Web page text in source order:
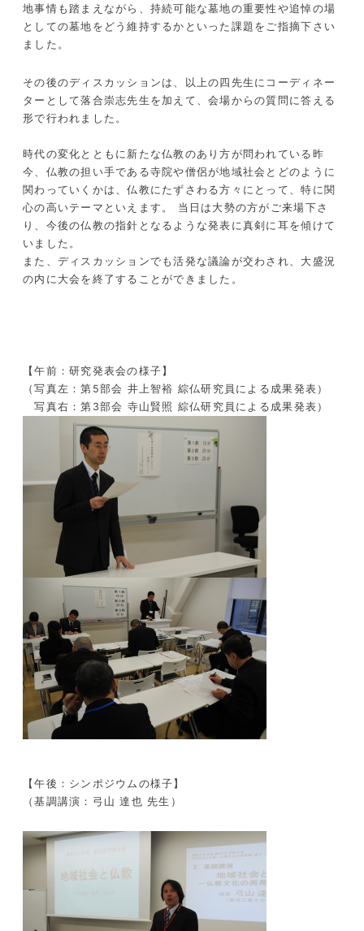
地事情も踏まえながら、持続可能な墓地の重要性や追悼の場
としての墓地をどう維持するかといった課題をご指摘下さい
ました。
その後のディスカッションは、以上の四先生にコーディネー
ターとして落合崇志先生を加えて、会場からの質問に答える
形で行われました。
時代の変化とともに新たな仏教のあり方が問われている昨
今、仏教の担い手である寺院や僧侶が地域社会とどのように
関わっていくかは、仏教にたずさわる方々にとって、特に関
心の高いテーマといえます。 当日は大勢の方がご来場下さ
り、今後の仏教の指針となるような発表に真剣に耳を傾けて
いました。
また、ディスカッションでも活発な議論が交わされ、大盛況
の内に大会を終了することができました。
【午前：研究発表会の様子】
（写真左：第5部会 井上智裕 綜仏研究員による成果発表）
写真右：第3部会 寺山賢照 綜仏研究員による成果発表）
【午後：シンポジウムの様子】
（基調講演：弓山 達也 先生）